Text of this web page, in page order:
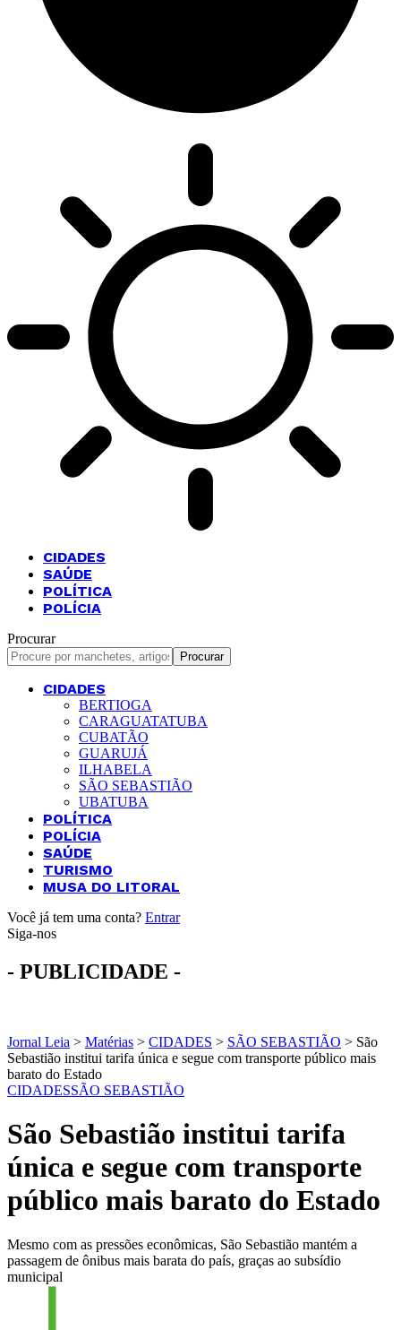
CIDADES
SAÚDE
POLÍTICA
POLÍCIA
Procurar
CIDADES
BERTIOGA
CARAGUATATUBA
CUBATÃO
GUARUJÁ
ILHABELA
SÃO SEBASTIÃO
UBATUBA
POLÍTICA
POLÍCIA
SAÚDE
TURISMO
MUSA DO LITORAL
Você já tem uma conta? Entrar
Siga-nos
- PUBLICIDADE -
Jornal Leia > Matérias > CIDADES > SÃO SEBASTIÃO > São
Sebastião institui tarifa única e segue com transporte público mais
barato do Estado
CIDADESSÃO SEBASTIÃO
São Sebastião institui tarifa
única e segue com transporte
público mais barato do Estado
Mesmo com as pressões econômicas, São Sebastião mantém a
passagem de ônibus mais barata do país, graças ao subsídio
municipal